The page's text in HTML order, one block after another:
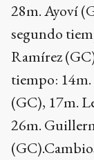
28m. Ayoví
segundo
Ramírez
tiempo:
(GC), 17m.
26m.